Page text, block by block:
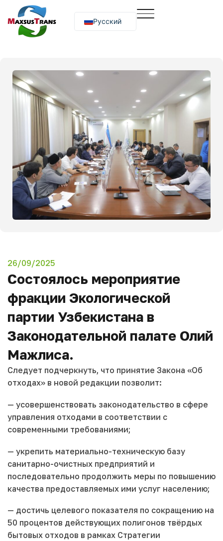
Русский
O‘zbekcha
26/09/2025
Состоялось мероприятие
фракции Экологической
партии Узбекистана в
Законодательной палате Олий
Мажлиса.
Следует подчеркнуть, что принятие Закона «Об
отходах» в новой редакции позволит:
— усовершенствовать законодательство в сфере
управления отходами в соответствии с
современными требованиями;
— укрепить материально-техническую базу
санитарно-очистных предприятий и
последовательно продолжить меры по повышению
качества предоставляемых ими услуг населению;
— достичь целевого показателя по сокращению на
50 процентов действующих полигонов твёрдых
бытовых отходов в рамках Стратегии